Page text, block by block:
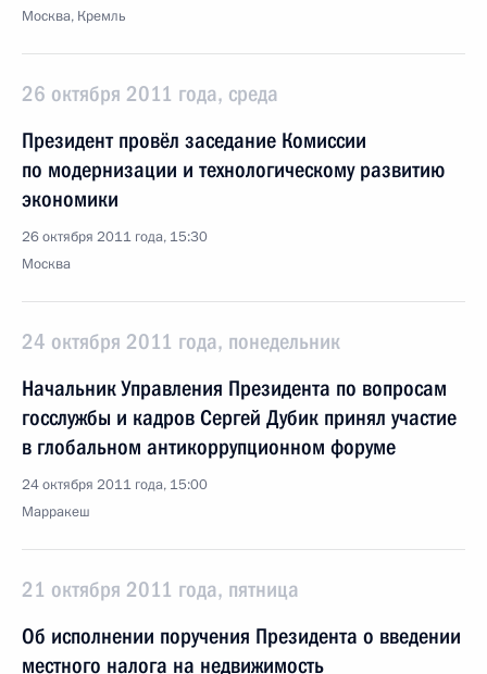
Москва, Кремль
26 октября 2011 года, среда
Президент провёл заседание Комиссии
по модернизации и технологическому развитию
экономики
26 октября 2011 года, 15:30
Москва
24 октября 2011 года, понедельник
Начальник Управления Президента по вопросам
госслужбы и кадров Сергей Дубик принял участие
в глобальном антикоррупционном форуме
24 октября 2011 года, 15:00
Марракеш
21 октября 2011 года, пятница
Об исполнении поручения Президента о введении
местного налога на недвижимость